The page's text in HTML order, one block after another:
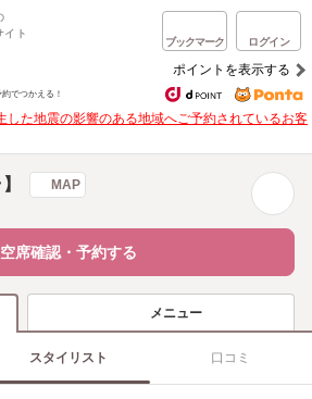
イト
ブックマーク ログイン
ポイントを表示する
でつかえる！
した地震の影響のある地域へご予約されているお客
MAP
空席確認・予約する
メニュー
スタイリスト 口コミ